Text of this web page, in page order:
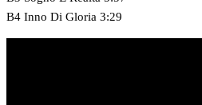
B4 Inno Di Gloria 3:29